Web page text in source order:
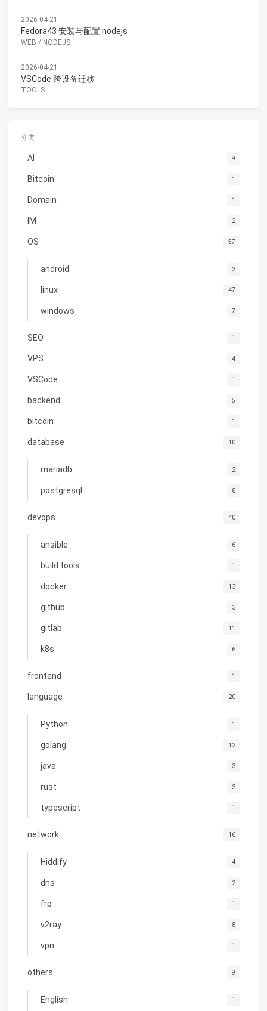
2026-04-21
Fedora43 安装与配置 nodejs
WEB / NODEJS
2026-04-21
VSCode 跨设备迁移
TOOLS
分类
AI 9
Bitcoin 1
Domain 1
IM 2
OS 57
android 3
linux 47
windows 7
SEO 1
VPS 4
VSCode 1
backend 5
bitcoin 1
database 10
mariadb 2
postgresql 8
devops 40
ansible 6
build tools 1
docker 13
github 3
gitlab 11
k8s 6
frontend 1
language 20
Python 1
golang 12
java 3
rust 3
typescript 1
network 16
Hiddify 4
dns 2
frp 1
v2ray 8
vpn 1
others 9
English 1